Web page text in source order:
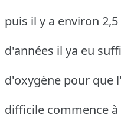
puis il y a environ
d'années il ya eu
d'oxygène pour que
difficile commence